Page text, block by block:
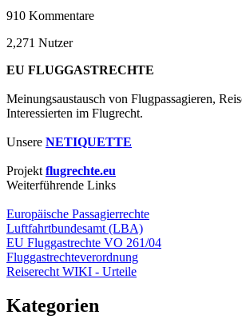
910 Kommentare
2,271 Nutzer
EU FLUGGASTRECHTE
Meinungsaustausch von Flugpassagieren,
Interessierten im Flugrecht.
Unsere NETIQUETTE
Projekt flugrechte.eu
Weiterführende Links
Europäische Passagierrechte
Luftfahrtbundesamt (LBA)
EU Fluggastrechte VO 261/04
Fluggastrechteverordnung
Reiserecht WIKI - Urteile
Kategorien